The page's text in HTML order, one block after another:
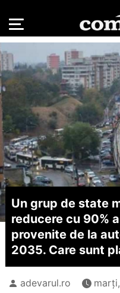
Un grup de state
reducere cu 90%
provenite de la
2035. Care sunt
adevarul.ro